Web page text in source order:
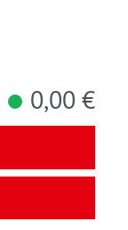
0,00 €